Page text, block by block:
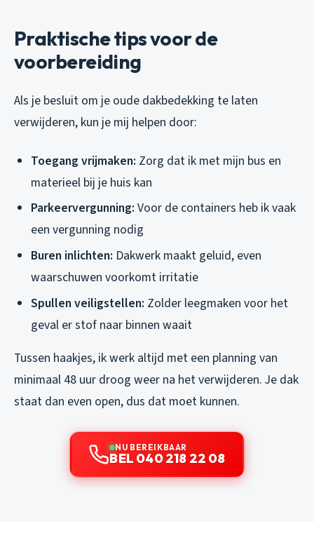
Praktische tips voor de
voorbereiding
Als je besluit om je oude dakbedekking te laten
verwijderen, kun je mij helpen door:
Toegang vrijmaken: Zorg dat ik met mijn bus en
materieel bij je huis kan
Parkeervergunning: Voor de containers heb ik vaak
een vergunning nodig
Buren inlichten: Dakwerk maakt geluid, even
waarschuwen voorkomt irritatie
Spullen veiligstellen: Zolder leegmaken voor het
geval er stof naar binnen waait
Tussen haakjes, ik werk altijd met een planning van
minimaal 48 uur droog weer na het verwijderen. Je dak
staat dan even open, dus dat moet kunnen.
NU BEREIKBAAR
BEL 040 218 22 08